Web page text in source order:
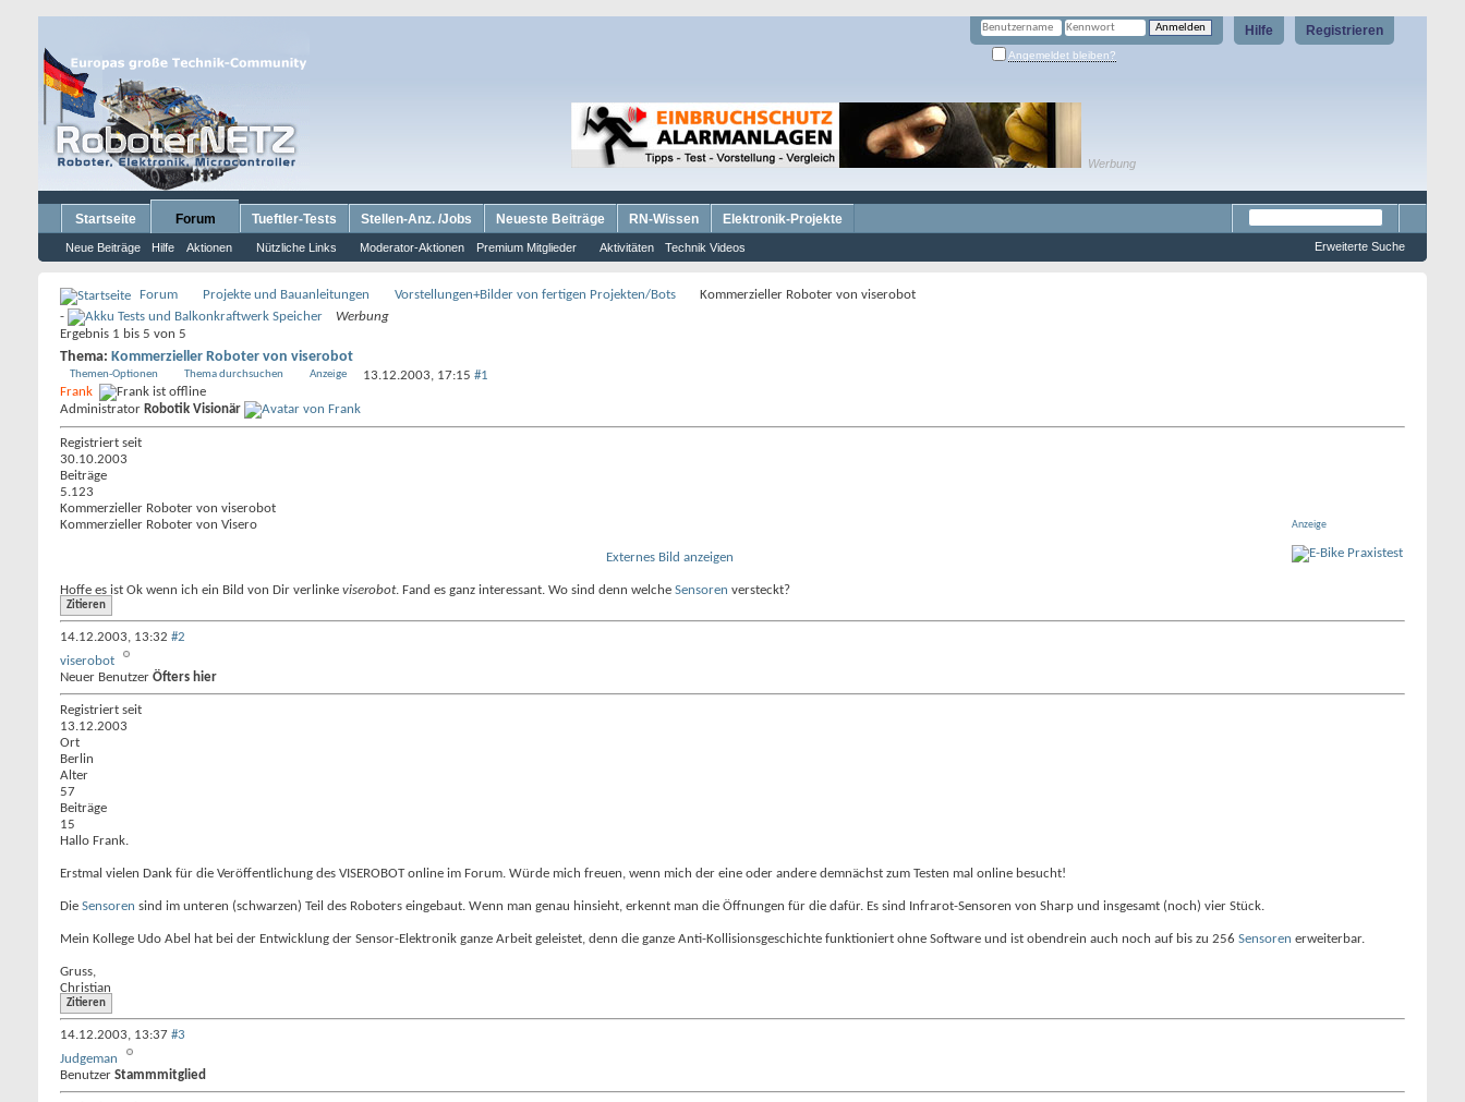
Registrieren
Hilfe
Angemeldet bleiben?
Werbung
Startseite Forum
Neue Beiträge Hilfe Aktionen Nützliche Links Moderator-Aktionen Premium Mitglieder Aktivitäten Technik Videos
Tueftler-Tests Stellen-Anz. /Jobs Neueste Beiträge RN-Wissen Elektronik-Projekte
Erweiterte Suche
Forum Projekte und Bauanleitungen Vorstellungen+Bilder von fertigen Projekten/Bots
Kommerzieller Roboter von viserobot
-
Werbung
Ergebnis 1 bis 5 von 5
Thema: Kommerzieller Roboter von viserobot
Themen-Optionen Thema durchsuchen Anzeige 13.12.2003, 17:15 #1
Frank
Administrator Robotik Visionär
Registriert seit
30.10.2003
Beiträge
5.123
Kommerzieller Roboter von viserobot
Anzeige
Kommerzieller Roboter von Visero
Externes Bild anzeigen
Hoffe es ist Ok wenn ich ein Bild von Dir verlinke viserobot. Fand es ganz interessant. Wo sind denn welche Sensoren versteckt?
Zitieren
14.12.2003, 13:32 #2
viserobot
Neuer Benutzer Öfters hier
Registriert seit
13.12.2003
Ort
Berlin
Alter
57
Beiträge
15
Hallo Frank.
Erstmal vielen Dank für die Veröffentlichung des VISEROBOT online im Forum. Würde mich freuen, wenn mich der eine oder andere demnächst zum Testen mal online besucht!
Die Sensoren sind im unteren (schwarzen) Teil des Roboters eingebaut. Wenn man genau hinsieht, erkennt man die Öffnungen für die dafür. Es sind Infrarot-Sensoren von Sharp und insgesamt (noch) vier Stück.
Mein Kollege Udo Abel hat bei der Entwicklung der Sensor-Elektronik ganze Arbeit geleistet, denn die ganze Anti-Kollisionsgeschichte funktioniert ohne Software und ist obendrein auch noch auf bis zu 256 Sensoren erweiterbar.
Gruss,
Christian
Zitieren
14.12.2003, 13:37 #3
Judgeman
Benutzer Stammmitglied